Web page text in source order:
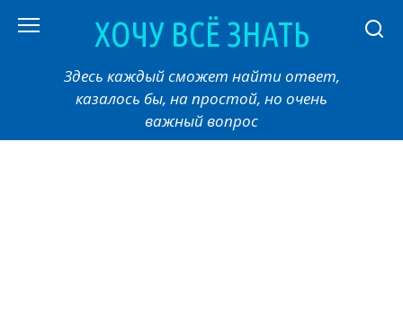
ХОЧУ ВСЁ ЗНАТЬ
Здесь каждый сможет найти ответ,
казалось бы, на простой, но очень
важный вопрос